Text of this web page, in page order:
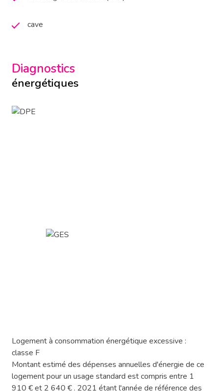
cave
Diagnostics
énergétiques
Logement à consommation énergétique excessive :
classe F
Montant estimé des dépenses annuelles d'énergie de ce
logement pour un usage standard est compris entre 1
910 € et 2 640 € . 2021 étant l'année de référence des